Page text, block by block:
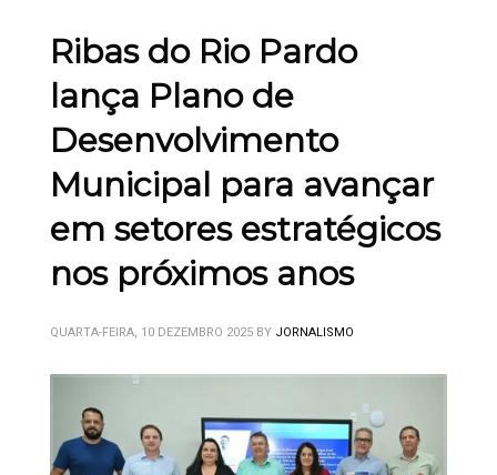
Ribas do Rio Pardo
lança Plano de
Desenvolvimento
Municipal para avançar
em setores estratégicos
nos próximos anos
QUARTA-FEIRA, 10 DEZEMBRO 2025 BY JORNALISMO